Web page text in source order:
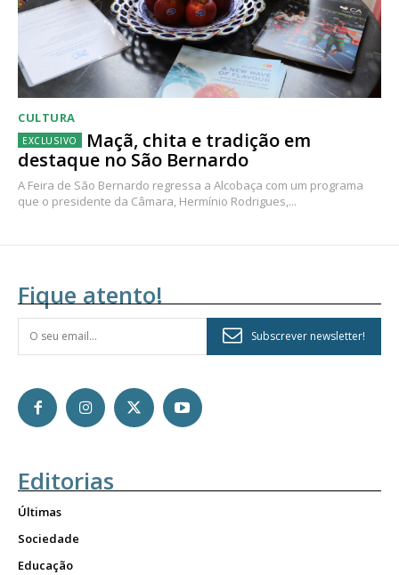
CULTURA
Maçã, chita e tradição em
destaque no São Bernardo
A Feira de São Bernardo regressa a Alcobaça com um programa
que o presidente da Câmara, Hermínio Rodrigues,...
Fique atento!
Subscrever newsletter!
Editorias
Últimas
Sociedade
Educação